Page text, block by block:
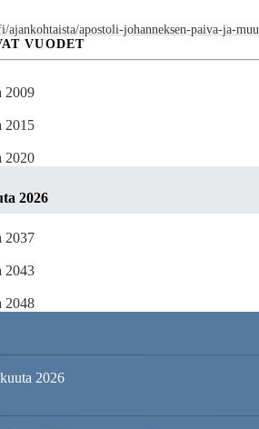
ajankohtaista/apostoli-johanneksen-paiva-ja-
VUODET
2009
2015
2020
2026
2037
2043
2048
2026